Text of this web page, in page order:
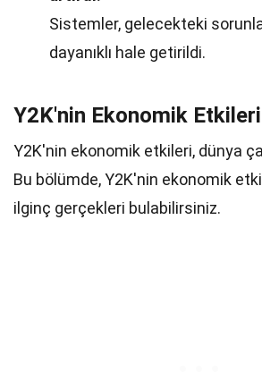
Sistemler, gelecekteki
dayanıklı hale getirildi.
Y2K'nin Ekonomik Etkileri
Y2K'nin ekonomik etkileri, dünya
Bu bölümde, Y2K'nin ekonomik
ilginç gerçekleri bulabilirsiniz.